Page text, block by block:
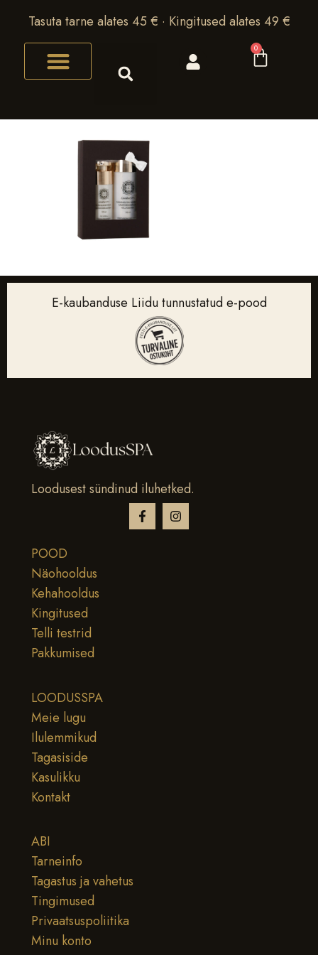
Tasuta tarne alates 45 € · Kingitused alates 49 €
0
E-kaubanduse Liidu tunnustatud e-pood
Loodusest sündinud iluhetked.
POOD
Näohooldus
Kehahooldus
Kingitused
Telli testrid
Pakkumised
LOODUSSPA
Meie lugu
Ilulemmikud
Tagasiside
Kasulikku
Kontakt
ABI
Tarneinfo
Tagastus ja vahetus
Tingimused
Privaatsuspoliitika
Minu konto